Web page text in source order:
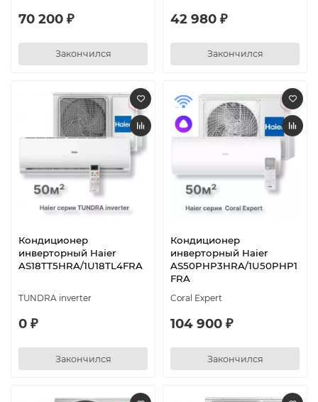
70 200 ₽
Закончился
42 980 ₽
Закончился
Кондиционер
инверторный Haier
AS18TT5HRA/1U18TL4FRA
TUNDRA inverter
0 ₽
Закончился
Кондиционер
инверторный Haier
AS50PHP3HRA/1U50PHP1
FRA
Coral Expert
104 900 ₽
Закончился